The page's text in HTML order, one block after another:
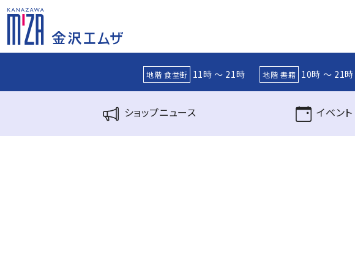
地階 食堂街 11時 ～ 21時 地階 書籍 10時 ～ 21時
ショップニュース イベント